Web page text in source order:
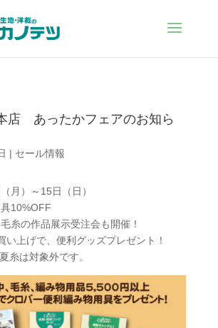
店 あったかフェアのお知ら
| セール情報
月）～ 15日（日）
10%OFF
糸の作品展示受注会も開催！
い上げで、便利グッズプレゼント！
糸は対象外です。